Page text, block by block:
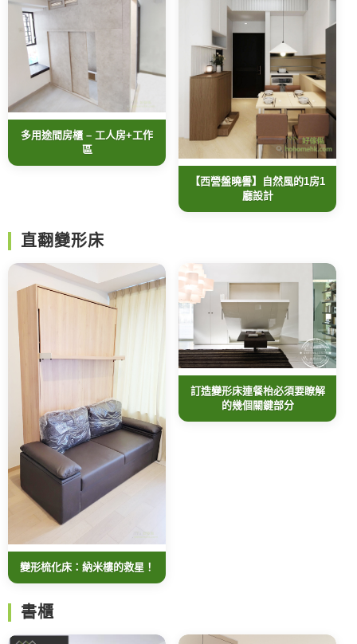
多用途間房櫃 – 工人房+工作
區
【西營盤曉譽】自然風的1房1
廳設計
直翻變形床
變形梳化床：納米樓的救星！
訂造變形床連餐枱必須要瞭解
的幾個關鍵部分
書櫃